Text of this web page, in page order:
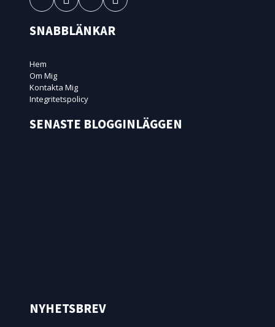
SNABBLÄNKAR
Hem
Om Mig
Kontakta Mig
Integritetspolicy
SENASTE BLOGGINLÄGGEN
NYHETSBREV